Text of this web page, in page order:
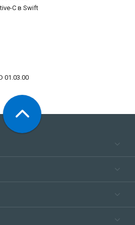
C в Swift
01.03.00